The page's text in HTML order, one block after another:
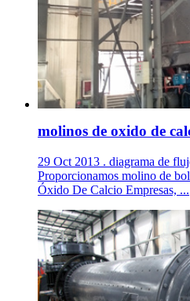
molinos de oxido de
29 Oct 2013 . diagrama de
Proporcionamos molino de
Óxido De Calcio Empresas, ...